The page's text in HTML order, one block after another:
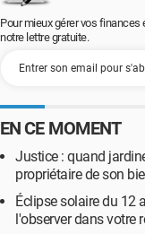
Pour mieux gérer vos
notre lettre gratuite.
EN CE MOMENT
Justice : quand
propriétaire de son
Éclipse solaire du 12
l'observer dans votre